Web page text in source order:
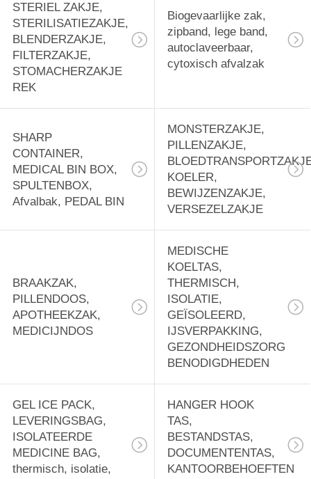
STERIEL ZAKJE,
STERILISATIEZAKJE,
BLENDERZAKJE,
FILTERZAKJE,
STOMACHERZAKJE
REK
Biogevaarlijke zak,
zipband, lege band,
autoclaveerbaar,
cytoxisch afvalzak
SHARP
CONTAINER,
MEDICAL BIN BOX,
SPULTENBOX,
Afvalbak, PEDAL BIN
MONSTERZAKJE,
PILLENZAKJE,
KOELER,
BEWIJZENZAKJE,
VERSEZELZAKJE
BRAAKZAK,
PILLENDOOS,
APOTHEEKZAK,
MEDICIJNDOS
MEDISCHE
KOELTAS,
THERMISCH,
ISOLATIE,
GEÏSOLEERD,
IJSVERPAKKING,
GEZONDHEIDSZORG
BENODIGDHEDEN
GEL ICE PACK,
LEVERINGSBAG,
ISOLATEERDE
MEDICINE BAG,
thermisch, isolatie,
HANGER HOOK
TAS,
BESTANDSTAS,
DOCUMENTENTAS,
KANTOORBEHOEFTEN